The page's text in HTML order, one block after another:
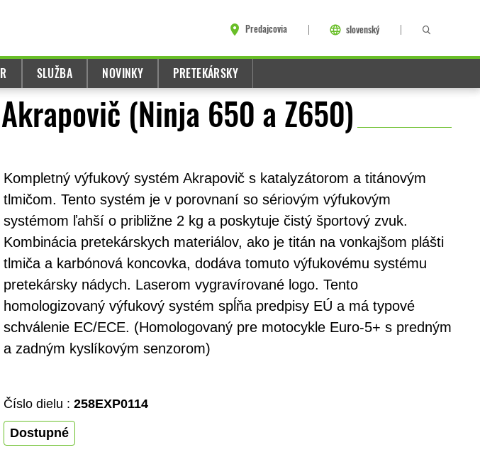
Predajcovia slovenský
SLUŽBA NOVINKY PRETEKÁRSKY
(Ninja 650 a Z650)
Kompletný výfukový systém Akrapovič s katalyzátorom a titánovým
tlmičom. Tento systém je v porovnaní so sériovým výfukovým
systémom ľahší o približne 2 kg a poskytuje čistý športový zvuk.
Kombinácia pretekárskych materiálov, ako je titán na vonkajšom plášti
tlmiča a karbónová koncovka, dodáva tomuto výfukovému systému
pretekársky nádych. Laserom vygravírované logo. Tento
homologizovaný výfukový systém spĺňa predpisy EÚ a má typové
schválenie EC/ECE. (Homologovaný pre motocykle Euro-5+ s predným
a zadným kyslíkovým senzorom)
Číslo dielu : 258EXP0114
Dostupné